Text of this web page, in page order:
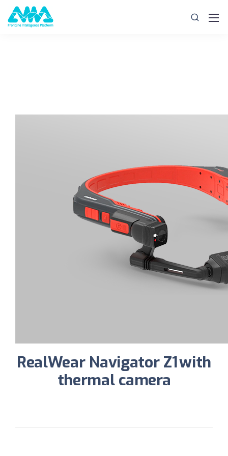
RealWearNavigator Z1with
thermal camera